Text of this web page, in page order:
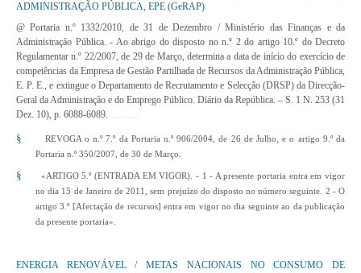
ADMINISTRAÇÃO PÚBLICA, EPE (GeRAP)
@ Portaria n.º 1332/2010, de 31 de Dezembro / Ministério das Finanças e da
Administração Pública. - Ao abrigo do disposto no n.º 2 do artigo 10.º do Decreto
Regulamentar n.º 22/2007, de 29 de Março, determina a data de início do exercício de
competências da Empresa de Gestão Partilhada de Recursos da Administração Pública,
E. P. E., e extingue o Departamento de Recrutamento e Selecção (DRSP) da Direcção-
Geral da Administração e do Emprego Público. Diário da República. – S. 1 N. 253 (31
Dez. 10), p. 6088-6089.
§
REVOGA o n.º 7.º da Portaria n.º 906/2004, de 26 de Julho, e o artigo 9.º da
Portaria n.º 350/2007, de 30 de Março.
§
«ARTIGO 5.º (ENTRADA EM VIGOR). - 1 - A presente portaria entra em vigor
no dia 15 de Janeiro de 2011, sem prejuízo do disposto no número seguinte. 2 - O
artigo 3.º [Afectação de recursos] entra em vigor no dia seguinte ao da publicação
da presente portaria».
ENERGIA RENOVÁVEL / METAS NACIONAIS NO CONSUMO DE